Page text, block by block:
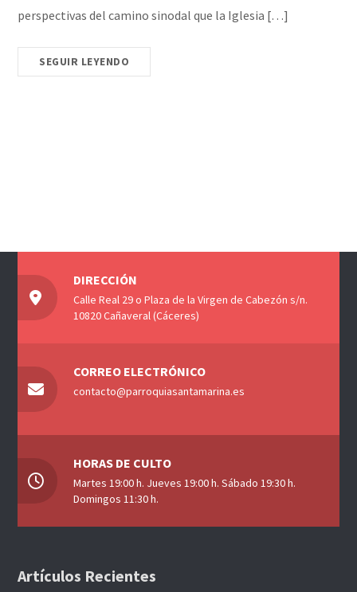
perspectivas del camino sinodal que la Iglesia […]
SEGUIR LEYENDO
DIRECCIÓN
Calle Real 29 o Plaza de la Virgen de Cabezón s/n.
10820 Cañaveral (Cáceres)
CORREO ELECTRÓNICO
contacto@parroquiasantamarina.es
HORAS DE CULTO
Martes 19:00 h. Jueves 19:00 h. Sábado 19:30 h.
Domingos 11:30 h.
Artículos Recientes